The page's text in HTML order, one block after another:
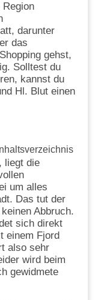
darunter
das
gehst,
Solltest du
kannst du
Hl. Blut einen
liegt die
um alles
Das tut der
Abbruch.
sich direkt
einem Fjord
also sehr
wird beim
gewidmete